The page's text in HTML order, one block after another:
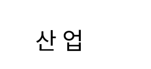
산 업